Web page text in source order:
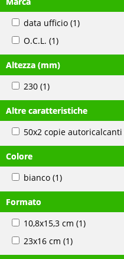
data ufficio (1)
O.C.L. (1)
Altezza (mm)
230 (1)
Altre caratteristiche
50x2 copie autoricalcanti
Colore
bianco (1)
Formato
10,8x15,3 cm (1)
23x16 cm (1)